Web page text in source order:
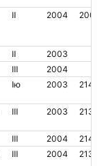
II 2004
II
2003
III
2004
Iю 2003
III 2003
III 2004
III 2004